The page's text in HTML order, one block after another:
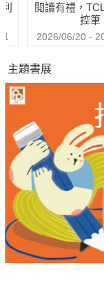
閱讀有禮，
控筆
2026/06/20 -
主題書展